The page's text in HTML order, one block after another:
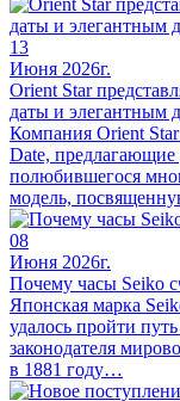
13
Июня 2026г.
Orient Star
даты и элегантным
Компания Orient
Date,
полюбившегося
модель,
08
Июня 2026г.
Почему часы Seiko
Японская марка
удалось пройти
законодателя
в 1881 году…